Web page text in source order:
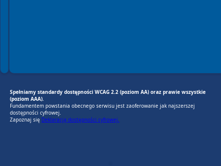
Spełniamy standardy dostępności WCAG 2.2 (poziom AA) oraz prawie wszystkie
(poziom AAA).
Fundamentem powstania obecnego serwisu jest zaoferowanie jak najszerszej
dostępności cyfrowej.
Zapoznaj się Deklaracją dostępności cyfrowej.